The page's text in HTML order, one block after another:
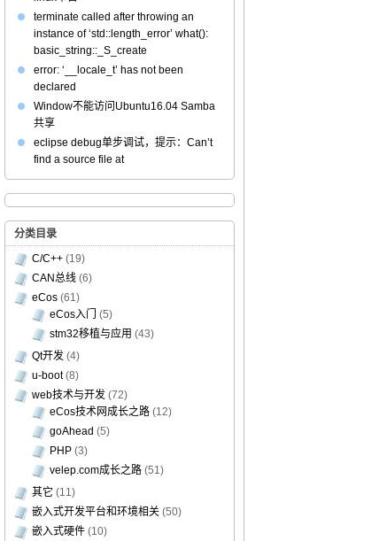
terminate called after throwing an
instance of ‘std::length_error’ what():
basic_string::_S_create
error: ‘__locale_t’ has not been
declared
Window不能访问Ubuntu16.04 Samba
共享
eclipse debug单步调试，提示：Can’t
find a source file at
分类目录
C/C++ (19)
CAN总线 (6)
eCos (61)
eCos入门
(5)
stm32移植与应用 (43)
Qt开发 (4)
u-boot(8)
web技术与开发 (72)
eCos技术网成长之路 (12)
goAhead (5)
PHP (3)
velep.com成长之路 (51)
其它 (11)
嵌入式开发平台和环境相关 (50)
嵌入式硬件 (10)